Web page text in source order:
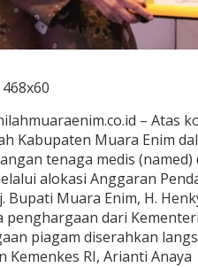
a
t
A
D
P
j
.
B
u
p
a
t
– Atas
Kabupaten Muara Enim
tenaga medis
alokasi Anggaran
Bupati Muara Enim, H.
penghargaan dari
piagam diserahkan
Kemenkes RI, Arianti Anaya